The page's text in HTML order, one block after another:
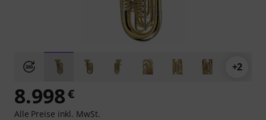
+2
8.998€
Alle Preise inkl. MwSt.